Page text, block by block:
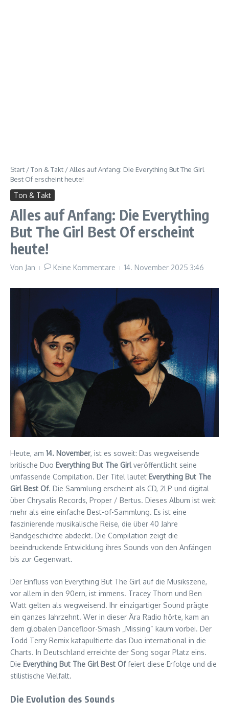
Start /Ton & Takt /Alles auf Anfang: Die Everything But The Girl
Best Of erscheint heute!
Ton & Takt
Alles auf Anfang: Die Everything
But The Girl Best Of erscheint
heute!
Von Jan Keine Kommentare 14. November 2025 3:46
Heute, am 14. November, ist es soweit: Das wegweisende
britische Duo Everything But The Girlveröffentlicht seine
umfassende Compilation. Der Titel lautet Everything But The
Girl Best Of. Die Sammlung erscheint als CD, 2LP und digital
über Chrysalis Records, Proper / Bertus. Dieses Album ist weit
mehr als eine einfache Best-of-Sammlung. Es ist eine
faszinierende musikalische Reise, die über 40 Jahre
Bandgeschichte abdeckt. Die Compilation zeigt die
beeindruckende Entwicklung ihres Sounds von den Anfängen
bis zur Gegenwart.
Der Einfluss von Everything But The Girl auf die Musikszene,
vor allem in den 90ern, ist immens. Tracey Thorn und Ben
Watt gelten als wegweisend. Ihr einzigartiger Sound prägte
ein ganzes Jahrzehnt. Wer in dieser Ära Radio hörte, kam an
dem globalen Dancefloor-Smash „Missing“ kaum vorbei. Der
Todd Terry Remix katapultierte das Duo international in die
Charts. In Deutschland erreichte der Song sogar Platz eins.
Die Everything But The Girl Best Offeiert diese Erfolge und die
stilistische Vielfalt.
Die Evolution des Sounds